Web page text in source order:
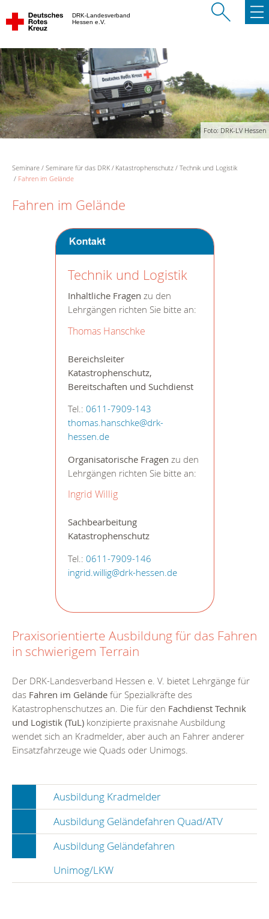
DRK-Landesverband
Hessen e.V.
Foto: DRK-LV Hessen
Seminare Seminare für das DRK Katastrophenschutz
Technik und Logistik
Fahren im Gelände
Fahren im Gelände
Technik und Logistik
Inhaltliche Fragen zu den
Lehrgängen richten Sie bitte an:
Thomas Hanschke
Bereichsleiter
Katastrophenschutz,
Bereitschaften und Suchdienst
Tel.: 0611-7909-143
thomas.hanschke@drk-
hessen.de
Organisatorische Fragen zu den
Lehrgängen richten Sie bitte an:
Ingrid Willig
Sachbearbeitung
Katastrophenschutz
Tel.: 0611-7909-146
ingrid.willig@drk-hessen.de
Praxisorientierte Ausbildung für das Fahren
in schwierigem Terrain
Der DRK-Landesverband Hessen e. V. bietet Lehrgänge für
das Fahren im Gelände für Spezialkräfte des
Katastrophenschutzes an. Die für den Fachdienst Technik
und Logistik (TuL) konzipierte praxisnahe Ausbildung
wendet sich an Kradmelder, aber auch an Fahrer anderer
Einsatzfahrzeuge wie Quads oder Unimogs.
Ausbildung Kradmelder
Ausbildung Geländefahren Quad/ATV
Ausbildung Geländefahren
Unimog/LKW